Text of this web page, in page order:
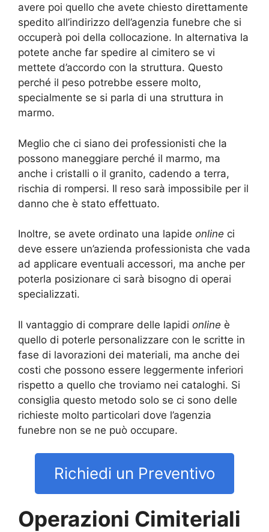
avere poi quello che avete chiesto direttamente
spedito all’indirizzo dell’agenzia funebre che si
occuperà poi della collocazione. In alternativa la
potete anche far spedire al cimitero se vi
mettete d’accordo con la struttura. Questo
perché il peso potrebbe essere molto,
specialmente se si parla di una struttura in
marmo.
Meglio che ci siano dei professionisti che la
possono maneggiare perché il marmo, ma
anche i cristalli o il granito, cadendo a terra,
rischia di rompersi. Il reso sarà impossibile per il
danno che è stato effettuato.
Inoltre, se avete ordinato una lapide online ci
deve essere un’azienda professionista che vada
ad applicare eventuali accessori, ma anche per
poterla posizionare ci sarà bisogno di operai
specializzati.
Il vantaggio di comprare delle lapidi online è
quello di poterle personalizzare con le scritte in
fase di lavorazioni dei materiali, ma anche dei
costi che possono essere leggermente inferiori
rispetto a quello che troviamo nei cataloghi. Si
consiglia questo metodo solo se ci sono delle
richieste molto particolari dove l’agenzia
funebre non se ne può occupare.
Richiedi un Preventivo
Operazioni Cimiteriali